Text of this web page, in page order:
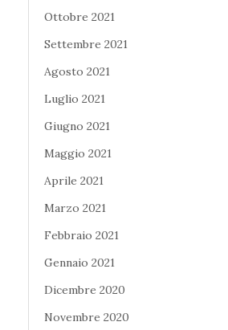
Ottobre 2021
Settembre 2021
Agosto 2021
Luglio 2021
Giugno 2021
Maggio 2021
Aprile 2021
Marzo 2021
Febbraio 2021
Gennaio 2021
Dicembre 2020
Novembre 2020